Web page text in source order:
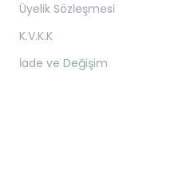
Üyelik Sözleşmesi
K.V.K.K
İade ve Değişim